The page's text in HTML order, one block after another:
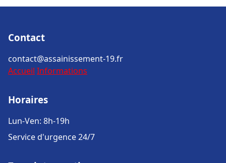
Contact
contact@assainissement-19.fr
Accueil Informations
Horaires
Lun-Ven: 8h-19h
Service d'urgence 24/7